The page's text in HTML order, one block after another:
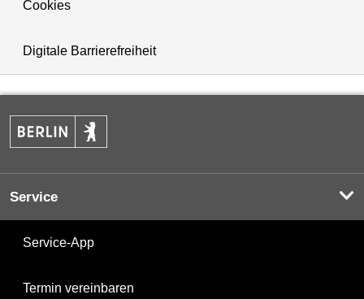
Cookies
Digitale Barrierefreiheit
Service
Service-App
Termin vereinbaren